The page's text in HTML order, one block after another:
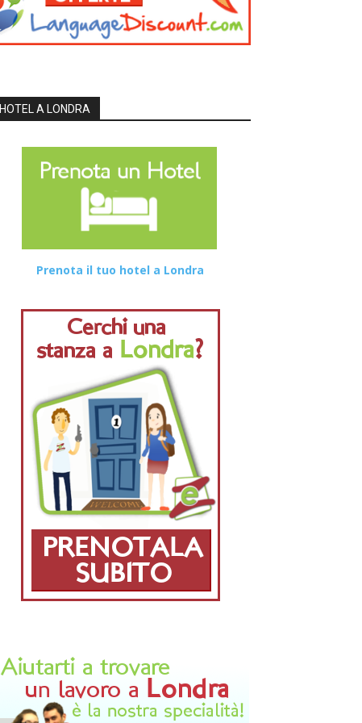
HOTEL A LONDRA
Prenota il tuo hotel a Londra